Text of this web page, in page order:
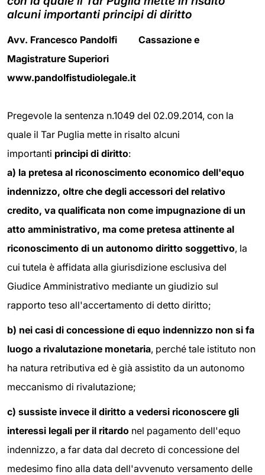
alcuni importanti principi di diritto
Avv. Francesco Pandolfi Cassazione e
Magistrature Superiori
www.pandolfistudiolegale.it
Pregevole la sentenza n.1049 del 02.09.2014, con la
quale il Tar Puglia mette in risalto alcuni
importanti principi di diritto:
a) la pretesa al riconoscimento economico dell'equo
indennizzo, oltre che degli accessori del relativo
credito, va qualificata non come impugnazione di un
atto amministrativo, ma come pretesa attinente al
riconoscimento di un autonomo diritto soggettivo, la
cui tutela è affidata alla giurisdizione esclusiva del
Giudice Amministrativo mediante un giudizio sul
rapporto teso all'accertamento di detto diritto;
b) nei casi di concessione di equo indennizzo non si fa
luogo a rivalutazione monetaria, perché tale istituto non
ha natura retributiva ed è già assistito da un autonomo
meccanismo di rivalutazione;
c) sussiste invece il diritto a vedersi riconoscere gli
interessi legali per il ritardo nel pagamento dell'equo
indennizzo, a far data dal decreto di concessione del
medesimo fino alla data dell'avvenuto versamento delle